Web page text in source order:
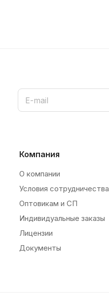
Компания
О компании
Условия сотрудничества
Оптовикам и СП
Индивидуальные заказы
Лицензии
Документы